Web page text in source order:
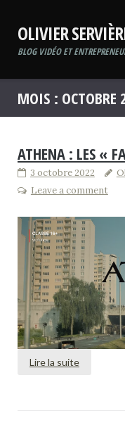
contentOLIVIER
BLOG VIDÉO ET
MOIS : OCTOBRE
ATHENA : LES «
3 octobre 2022
Leave a comment
Lire la suite